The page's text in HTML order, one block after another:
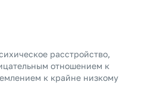
расстройство,
отношением к
к крайне низкому